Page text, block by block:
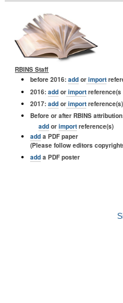
RBINS Staff
before 2016: addorimport
2016: addorimportreference(s
2017: addorimportreference(s)
Before or after RBINS
add orimport reference(s)
adda PDF paper
(Please follow editors
adda PDF poster